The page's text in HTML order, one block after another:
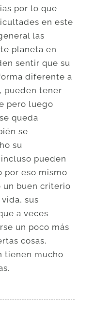
por lo que
en este
las
planeta en
sentir que su
diferente a
pueden tener
pero luego
queda
se
su
pueden
por eso mismo
un buen criterio
sus
a veces
un poco más
cosas,
tienen mucho